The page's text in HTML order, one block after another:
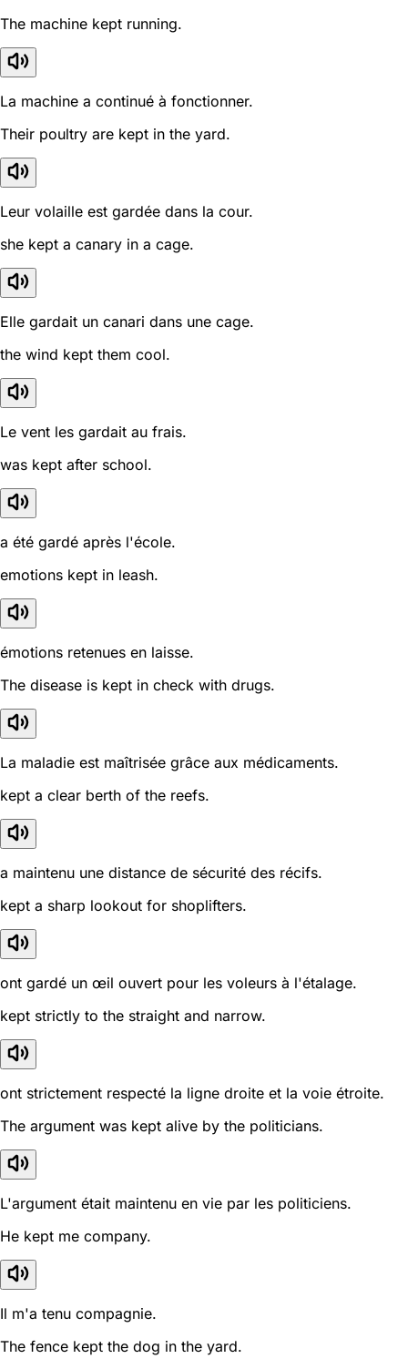
The machine kept running.
La machine a continué à fonctionner.
Their poultry are kept in the yard.
Leur volaille est gardée dans la cour.
she kept a canary in a cage.
Elle gardait un canari dans une cage.
the wind kept them cool.
Le vent les gardait au frais.
was kept after school.
a été gardé après l'école.
emotions kept in leash.
émotions retenues en laisse.
The disease is kept in check with drugs.
La maladie est maîtrisée grâce aux médicaments.
kept a clear berth of the reefs.
a maintenu une distance de sécurité des récifs.
kept a sharp lookout for shoplifters.
ont gardé un œil ouvert pour les voleurs à l'étalage.
kept strictly to the straight and narrow.
ont strictement respecté la ligne droite et la voie étroite.
The argument was kept alive by the politicians.
L'argument était maintenu en vie par les politiciens.
He kept me company.
Il m'a tenu compagnie.
The fence kept the dog in the yard.